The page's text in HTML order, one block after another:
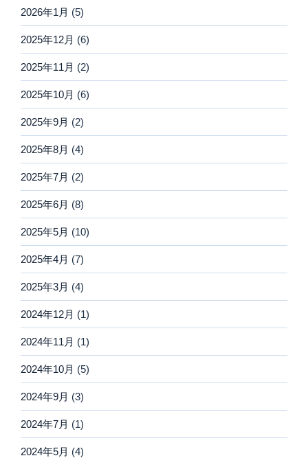
2026年1月 (5)
2025年12月 (6)
2025年11月 (2)
2025年10月 (6)
2025年9月 (2)
2025年8月 (4)
2025年7月 (2)
2025年6月 (8)
2025年5月 (10)
2025年4月 (7)
2025年3月 (4)
2024年12月 (1)
2024年11月 (1)
2024年10月 (5)
2024年9月 (3)
2024年7月 (1)
2024年5月 (4)